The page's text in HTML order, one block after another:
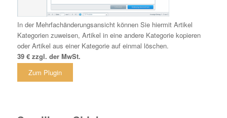
In der Mehrfachänderungsansicht können Sie hiermit Artikel
Kategorien zuweisen, Artikel in eine andere Kategorie kopieren
oder Artikel aus einer Kategorie auf einmal löschen.
39 € zzgl. der MwSt.
Zum Plugin